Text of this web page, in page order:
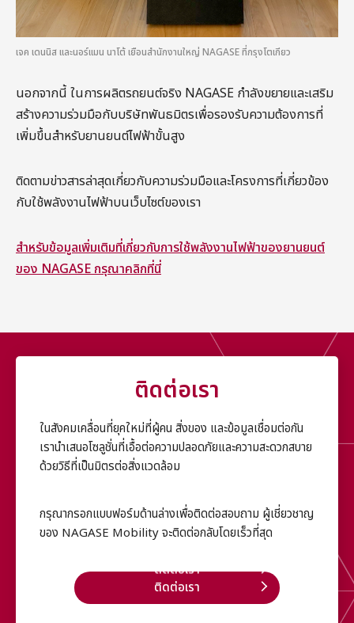
เจค เดนนิส และนอร์แมน นาโต้ เยือนสำนักงานใหญ่ NAGASE ที่กรุงโตเกียว
นอกจากนี้ ในการผลิตรถยนต์จริง NAGASE กำลังขยายและเสริม
สร้างความร่วมมือกับบริษัทพันธมิตรเพื่อรองรับความต้องการที่
เพิ่มขึ้นสำหรับยานยนต์ไฟฟ้าขั้นสูง
ติดตามข่าวสารล่าสุดเกี่ยวกับความร่วมมือและโครงการที่เกี่ยวข้อง
กับใช้พลังงานไฟฟ้าบนเว็บไซต์ของเรา
สำหรับข้อมูลเพิ่มเติมที่เกี่ยวกับการใช้พลังงานไฟฟ้าของยานยนต์
ของ NAGASE กรุณาคลิกที่นี่
ติดต่อเรา
ในสังคมเคลื่อนที่ยุคใหม่ที่ผู้คน สิ่งของ และข้อมูลเชื่อมต่อกัน
เรานำเสนอโซลูชั่นที่เอื้อต่อความปลอดภัยและความสะดวกสบาย
ด้วยวิธีที่เป็นมิตรต่อสิ่งแวดล้อม
กรุณากรอกแบบฟอร์มด้านล่างเพื่อติดต่อสอบถาม ผู้เชี่ยวชาญ
ของ NAGASE Mobility จะติดต่อกลับโดยเร็วที่สุด
ติดต่อเรา
ติดต่อเรา